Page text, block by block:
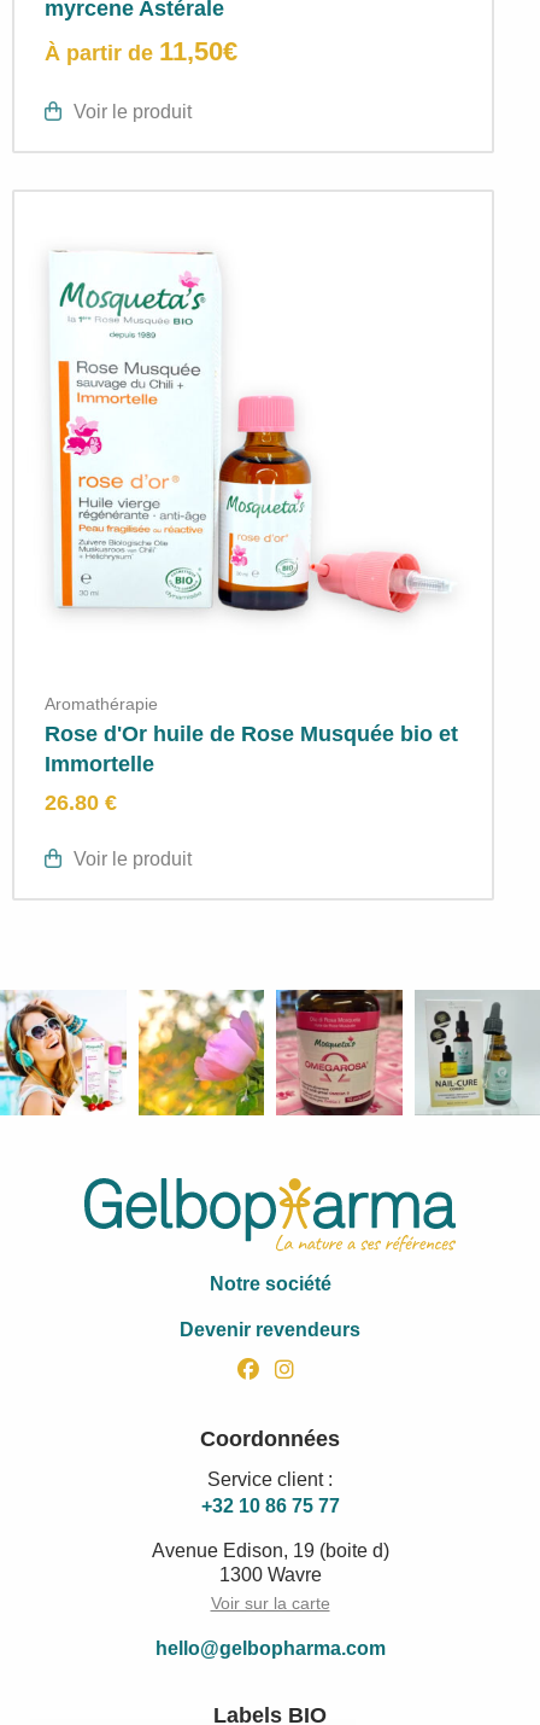
myrcene Astérale
À partir de 11,50€
Voir le produit
Aromathérapie
Rose d'Or huile de Rose Musquée bio et
Immortelle
26.80 €
Voir le produit
Notre société
Devenir revendeurs
facebookinstagram
Coordonnées
Service client :
+32 10 86 75 77
Avenue Edison, 19 (boite d)
1300 Wavre
Voir sur la carte
hello@gelbopharma.com
Labels BIO